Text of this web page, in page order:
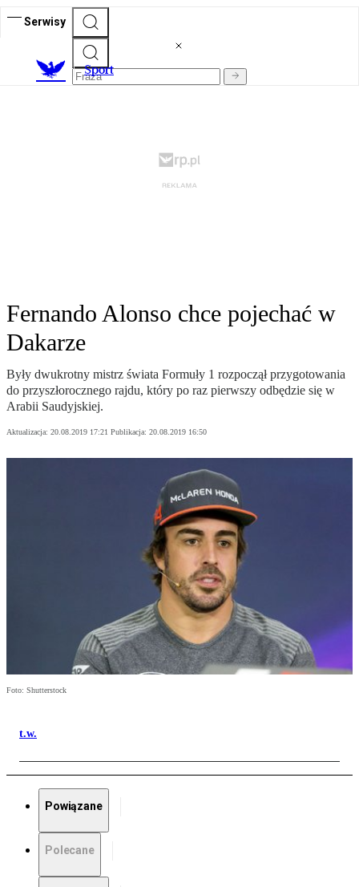
Serwisy
Sport
Fernando Alonso chce pojechać w
Dakarze
Były dwukrotny mistrz świata Formuły 1 rozpoczął przygotowania
do przyszłorocznego rajdu, który po raz pierwszy odbędzie się w
Arabii Saudyjskiej.
Aktualizacja: 20.08.2019 17:21 Publikacja: 20.08.2019 16:50
Foto: Shutterstock
t.w.
Powiązane
Polecane